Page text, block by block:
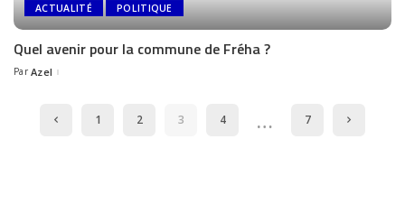
ACTUALITÉ POLITIQUE
Quel avenir pour la commune de Fréha ?
Par Azel
1 2 3 4 … 7